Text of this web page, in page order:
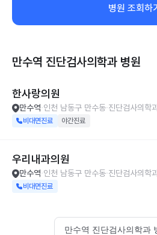
병원 조회하기
만수역 진단검사의학과 병원
한사랑의원
만수역 인천 남동구 만수동 진단검사의학
비대면진료 야간진료
우리내과의원
만수역 인천 남동구 만수동 진단검사의학
비대면진료
만수역 진단검사의학과